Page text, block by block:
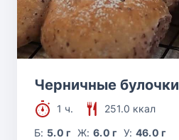
Черничные булочки
1 ч.
251.0 ккал
Б: 5.0 г Ж: 6.0 г У: 46.0 г